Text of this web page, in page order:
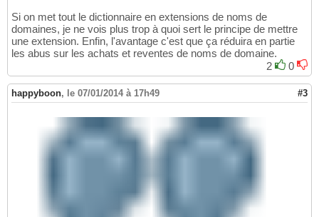
Si on met tout le dictionnaire en extensions de noms de
domaines, je ne vois plus trop à quoi sert le principe de mettre
une extension. Enfin, l'avantage c'est que ça réduira en partie
les abus sur les achats et reventes de noms de domaine.
2
0
happyboon, le 07/01/2014 à 17h49 #3